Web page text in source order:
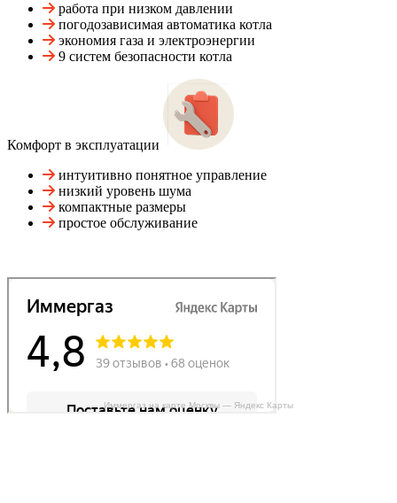
работа при низком давлении
погодозависимая автоматика котла
экономия газа и электроэнергии
9 систем безопасности котла
Комфорт в эксплуатации
интуитивно понятное управление
низкий уровень шума
компактные размеры
простое обслуживание
Иммергаз на карте Москвы — Яндекс Карты